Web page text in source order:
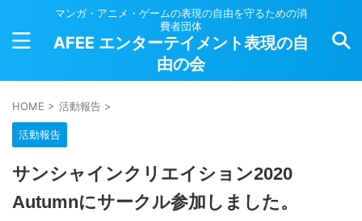
マンガ・アニメ・ゲームの表現の自由を守るための消
費者団体
AFEE エンターテイメント表現の自
由の会
HOME > 活動報告 >
活動報告
サンシャインクリエイション2020
Autumnにサークル参加しました。